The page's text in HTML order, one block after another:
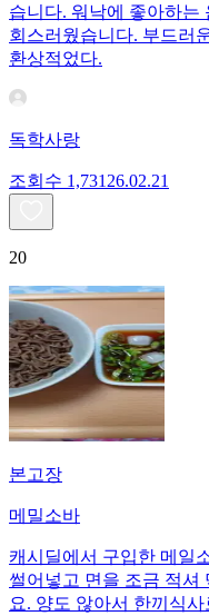
습니다. 워낙에 좋아하는
회스러웠습니다. 부드러
환상적었다.
독학사랑
조회수 1,731 26.02.21
20
본고장
메밀소바
캐시딜에서 구입한 메일
썰어넣고 면을 조금 적셔
요. 양도 않아서 한끼식사